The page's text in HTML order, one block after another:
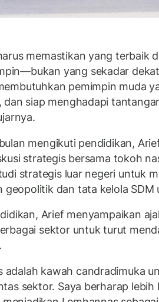
memastikan yang terbaik
yang sekadar
pemimpin muda
dan siap menghadapi
mengikuti pendidikan,
strategis bersama tokoh
strategis luar negeri untuk
geopolitik dan tata kelola SDM
Arief menyampaikan
sektor untuk turut
adalah kawah candradimuka
sektor. Saya berharap lebih